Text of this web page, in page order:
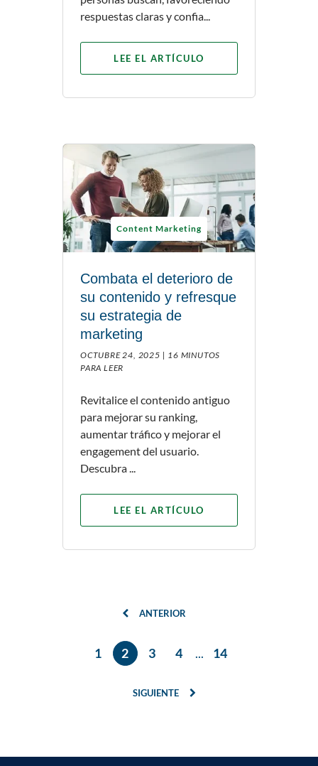
respuestas claras y confia...
LEE EL ARTÍCULO
Content Marketing
Combata el deterioro de
su contenido y refresque
su estrategia de
marketing
OCTUBRE 24, 2025 | 16 MINUTOS
PARA LEER
Revitalice el contenido antiguo
para mejorar su ranking,
aumentar tráfico y mejorar el
engagement del usuario.
Descubra ...
LEE EL ARTÍCULO
ANTERIOR
1 2 3 4 ... 14
SIGUIENTE